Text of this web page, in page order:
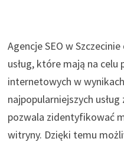
Agencje SEO w
usług, które mają na
internetowych w
najpopularniejszych
pozwala zidentyfikować
witryny. Dzięki temu